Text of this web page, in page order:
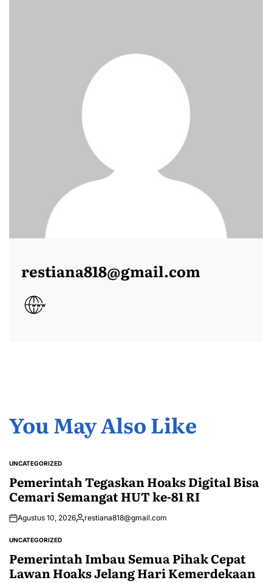
restiana818@gmail.com
You May Also Like
POSTED
UNCATEGORIZED
Pemerintah Tegaskan Hoaks Digital Bisa
Cemari Semangat HUT ke-81 RI
Agustus 10, 2026Posted
restiana818@gmail.com
POSTED
UNCATEGORIZED
Pemerintah Imbau Semua Pihak Cepat
Lawan Hoaks Jelang Hari Kemerdekaan